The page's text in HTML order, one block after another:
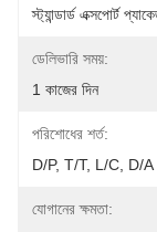
স্ট্যান্ডার্ড এক্সপোর্ট
ডেলিভারি সময়:
1 কাজের দিন
পরিশোধের শর্ত:
D/P, T/T, L/C, D/A
যোগানের ক্ষমতা: